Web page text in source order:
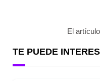
El
TE PUEDE